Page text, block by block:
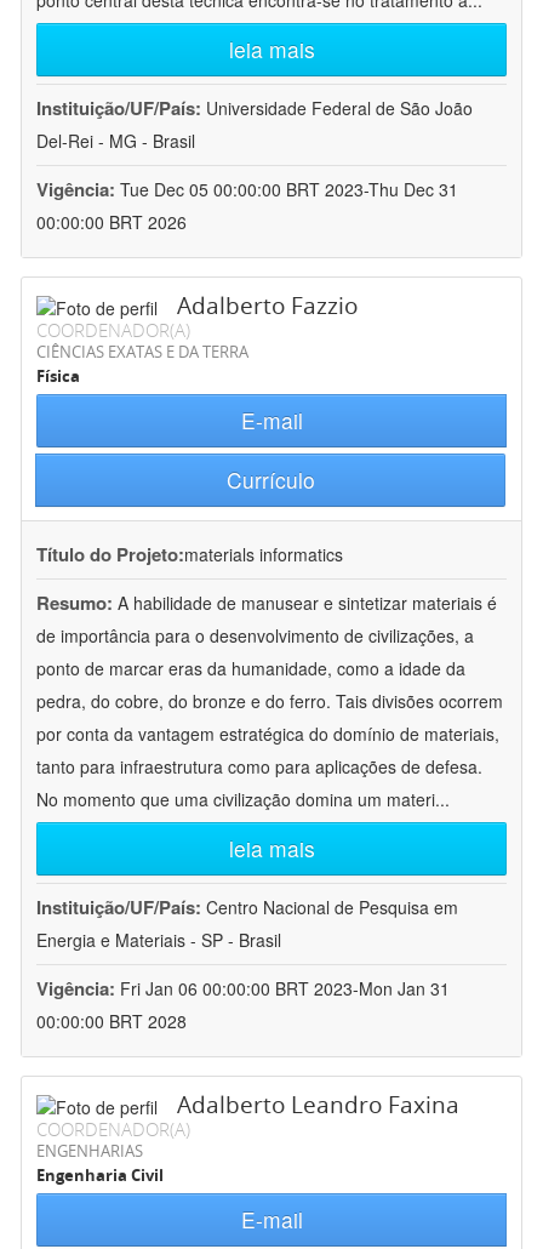
leia mais
Instituição/UF/País: Universidade Federal de São João
Del-Rei - MG - Brasil
Vigência: Tue Dec 05 00:00:00 BRT 2023-Thu Dec 31
00:00:00 BRT 2026
Adalberto Fazzio
COORDENADOR(A)
CIÊNCIAS EXATAS E DA TERRA
Física
E-mail
Currículo
Título do Projeto:materials informatics
Resumo: A habilidade de manusear e sintetizar materiais é
de importância para o desenvolvimento de civilizações, a
ponto de marcar eras da humanidade, como a idade da
pedra, do cobre, do bronze e do ferro. Tais divisões ocorrem
por conta da vantagem estratégica do domínio de materiais,
tanto para infraestrutura como para aplicações de defesa.
No momento que uma civilização domina um materi...
leia mais
Instituição/UF/País: Centro Nacional de Pesquisa em
Energia e Materiais - SP - Brasil
Vigência: Fri Jan 06 00:00:00 BRT 2023-Mon Jan 31
00:00:00 BRT 2028
Adalberto Leandro Faxina
COORDENADOR(A)
ENGENHARIAS
Engenharia Civil
E-mail